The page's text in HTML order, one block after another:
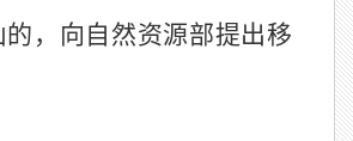
，向自然资源部提出移